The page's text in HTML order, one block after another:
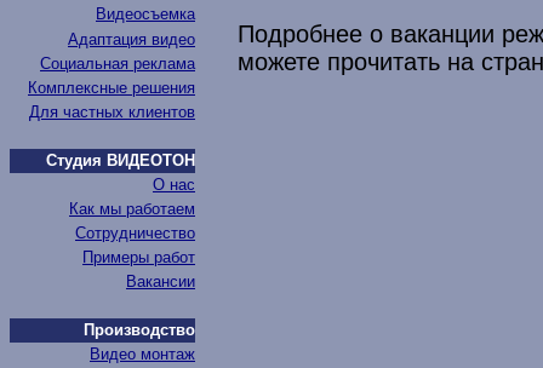
Видеосъемка
Адаптация видео
Социальная реклама
Комплексные решения
Для частных клиентов
Студия ВИДЕОТОН
О нас
Как мы работаем
Сотрудничество
Примеры работ
Вакансии
Производство
Видео монтаж
Подробнее о ваканции
можете прочитать на